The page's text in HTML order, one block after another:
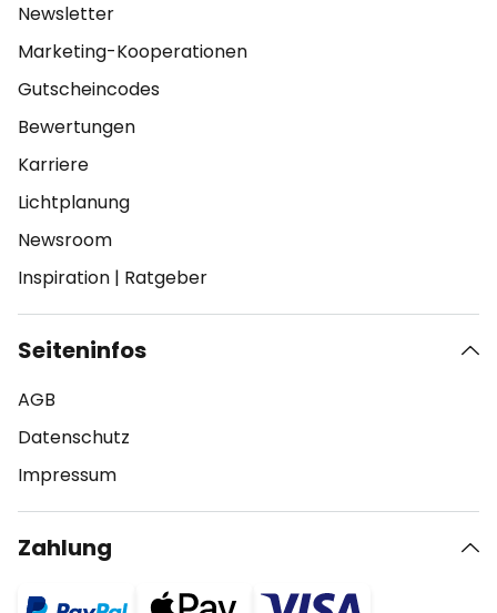
Newsletter
Marketing-Kooperationen
Gutscheincodes
Bewertungen
Karriere
Lichtplanung
Newsroom
Inspiration | Ratgeber
Seiteninfos
AGB
Datenschutz
Impressum
Zahlung